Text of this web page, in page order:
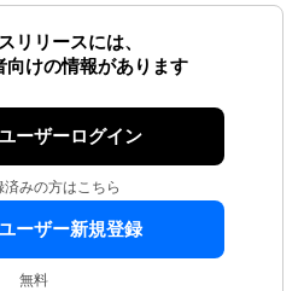
リリースには、
向けの情報があります
ーザーログイン
済みの方はこちら
ーザー新規登録
無料